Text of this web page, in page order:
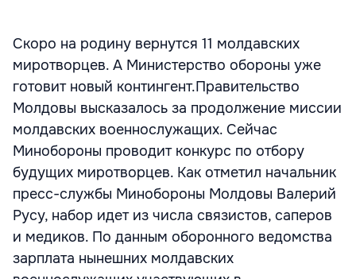
Скоро на родину вернутся 11 молдавских
миротворцев. А Министерство обороны уже
готовит новый контингент.Правительство
Молдовы высказалось за продолжение миссии
молдавских военнослужащих. Сейчас
Минобороны проводит конкурс по отбору
будущих миротворцев. Как отметил начальник
пресс-службы Минобороны Молдовы Валерий
Русу, набор идет из числа связистов, саперов
и медиков. По данным оборонного ведомства
зарплата нынешних молдавских